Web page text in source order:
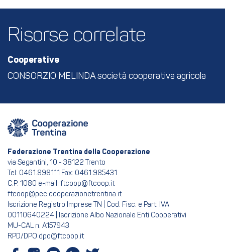
Risorse correlate
Cooperative
CONSORZIO MELINDA società cooperativa agricola
Federazione Trentina della Cooperazione
via Segantini, 10 - 38122 Trento
Tel: 0461.898111 Fax: 0461.985431
C.P. 1080 e-mail: ftcoop@ftcoop.it
ftcoop@pec.cooperazionetrentina.it
Iscrizione Registro Imprese TN | Cod. Fisc. e Part. IVA
00110640224 | Iscrizione Albo Nazionale Enti Cooperativi
MU-CAL n. A157943
RPD/DPO dpo@ftcoop.it